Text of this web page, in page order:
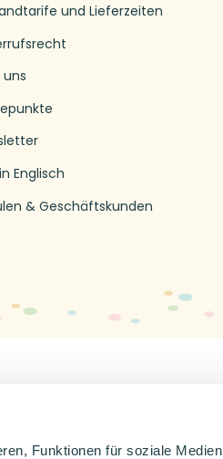
Funktionen für soziale Medien
und Lieferzeiten
uns
Englisch
& Geschäftskunden